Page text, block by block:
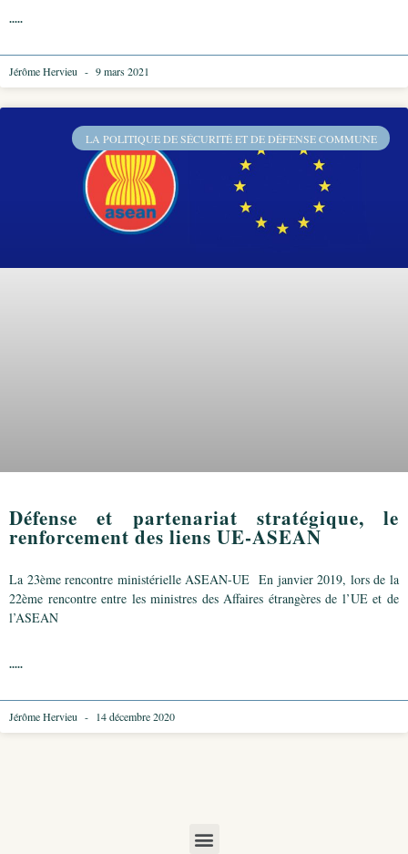
.....
Jérôme Hervieu 9 mars 2021
LA POLITIQUE DE SÉCURITÉ ET DE DÉFENSE COMMUNE
Défense et partenariat stratégique, le
renforcement des liens UE-ASEAN
La 23ème rencontre ministérielle ASEAN-UE En janvier 2019, lors de la
22ème rencontre entre les ministres des Affaires étrangères de l’UE et de
l’ASEAN
.....
Jérôme Hervieu 14 décembre 2020